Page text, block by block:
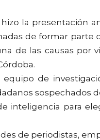
la presentación
de formar
de las causas por
de
sospechados
inteligencia para
de periodistas,